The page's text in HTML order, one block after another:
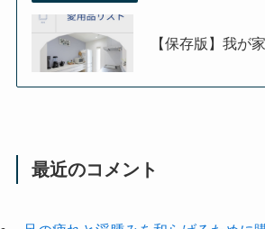
【保存版】我が
最近のコメント